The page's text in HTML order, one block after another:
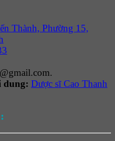
Thành, Phường 15,
dung: Dược sĩ Cao Thanh